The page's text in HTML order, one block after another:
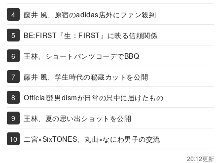
藤井 風、原宿のadidas店外にファン殺到
BE:FIRST『生：FIRST』に映る信頼関係
王林、ショートパンツコーデでBBQ
藤井 風、学生時代の秘蔵カットを公開
Official髭男dismが日常の只中に届けたもの
王林、夏の思い出ショットを公開
二宮×SixTONES、丸山×なにわ男子の交流
20:12更新